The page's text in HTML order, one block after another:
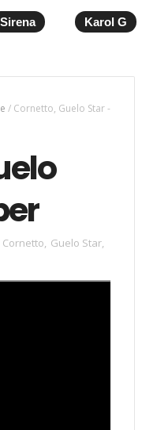
Sirena Karol G
/ Cornetto, Guelo Star -
Cornetto, Guelo Star,